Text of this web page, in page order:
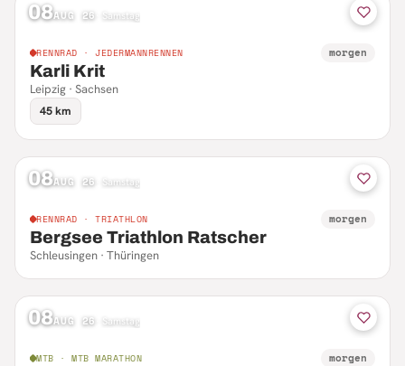
08AUG 26 Samstag
RENNRAD · JEDERMANNRENNEN morgen
Karli Krit
Leipzig · Sachsen
45 km
08AUG 26 Samstag
RENNRAD · TRIATHLON morgen
Bergsee Triathlon Ratscher
Schleusingen · Thüringen
08AUG 26 Samstag
MTB · MTB MARATHON morgen